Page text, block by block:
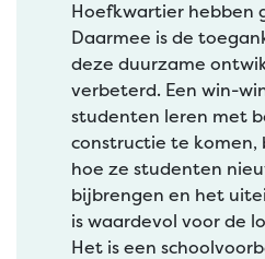
Hoefkwartier hebben
Daarmee is de
deze duurzame
verbeterd. Een win-
studenten leren met
constructie te komen,
hoe ze studenten
bijbrengen en het
is waardevol voor de
Het is een